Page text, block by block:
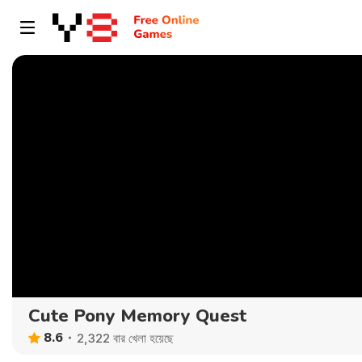
Cute Pony Memory Quest
8.6 2,322 বার খেলা হয়েছে